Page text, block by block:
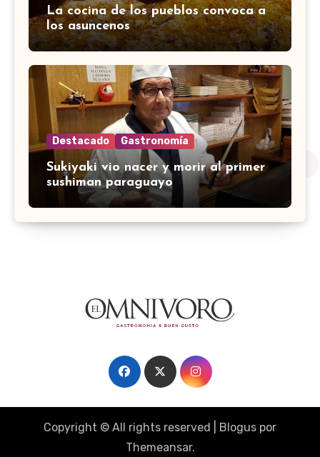
La cocina de los pueblos convoca a
los asuncenos
Destacado Gastronomía
Sukiyaki vio nacer y morir al primer
sushiman paraguayo
Copyright © All rights reserved Blogus por
Themeansar.